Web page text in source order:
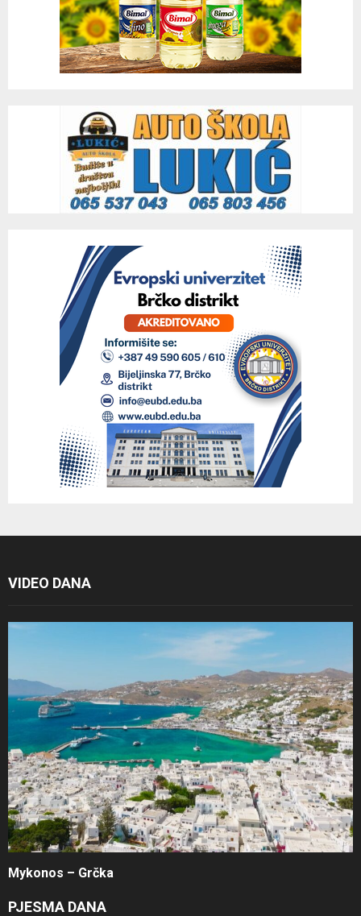
VIDEO DANA
Mykonos – Grčka
PJESMA DANA